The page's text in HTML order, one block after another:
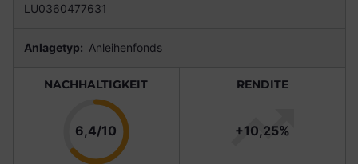
LU0360477631
Anlagetyp: Anleihenfonds
NACHHALTIGKEIT
6,4/10 Punkte
RENDITE
+10,25%